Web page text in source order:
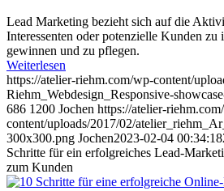
Lead Marketing bezieht sich auf die
Interessenten oder potenzielle Kunden zu
gewinnen und zu pflegen.
Weiterlesen
https://atelier-riehm.com/wp-content/
Riehm_Webdesign_Responsive-
686 1200 Jochen https://atelier-
content/uploads/2017/02/
300x300.png Jochen2023-02-04 00:34:18
Schritte für ein erfolgreiches Lead-
zum Kunden